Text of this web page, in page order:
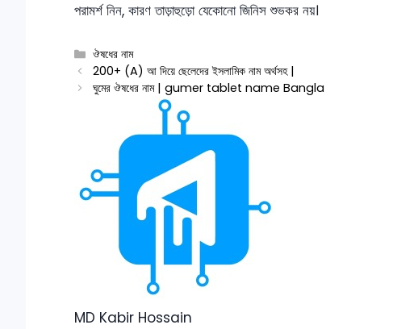
পরামর্শ নিন, কারণ তাড়াহুড়ো যেকোনো জিনিস শুভকর নয়।
Categories
ঔষধের নাম
200+ (A) আ দিয়ে ছেলেদের ইসলামিক নাম অর্থসহ |
ঘুমের ঔষধের নাম | gumer tablet name Bangla
MD Kabir Hossain